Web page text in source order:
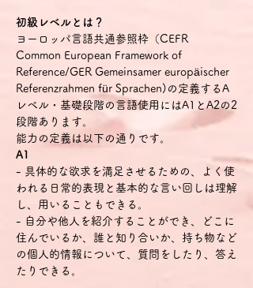
初級レベルとは？
ヨーロッパ言語共通参照枠（CEFR
Common European Framework of
Reference/GER Gemeinsamer europäischer
Referenzrahmen für Sprachen)の定義するA
レベル・基礎段階の言語使用にはA1とA2の2
段階あります。
能力の定義は以下の通りです。
A1
- 具体的な欲求を満足させるための、よく使
われる日常的表現と基本的な言い回しは理解
し、用いることもできる。
- 自分や他人を紹介することができ、どこに
住んでいるか、誰と知り合いか、持ち物など
の個人的情報について、質問をしたり、答え
たりできる。